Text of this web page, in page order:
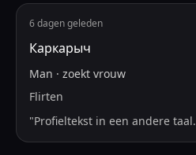
6 dagen geleden
Каркарыч
Man · zoekt vrouw
Flirten
"Profieltekst in een andere taal.